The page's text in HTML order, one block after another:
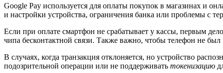
Google Pay используется для оплаты покупок в магазинах и
и настройки устройства, ограничения банка или проблемы с
Если при оплате смартфон не срабатывает у кассы, первым
чипа бесконтактной связи. Также важно, чтобы телефон не
В случаях, когда транзакция отклоняется, но устройство
подозрительной операции или не поддерживать токенизацию